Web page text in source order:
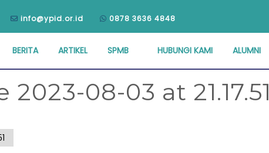
info@ypid.or.id 0878 3636 4848
BERITA ARTIKEL SPMB HUBUNGI KAMI ALUMNI
08-03 at 21.17.51